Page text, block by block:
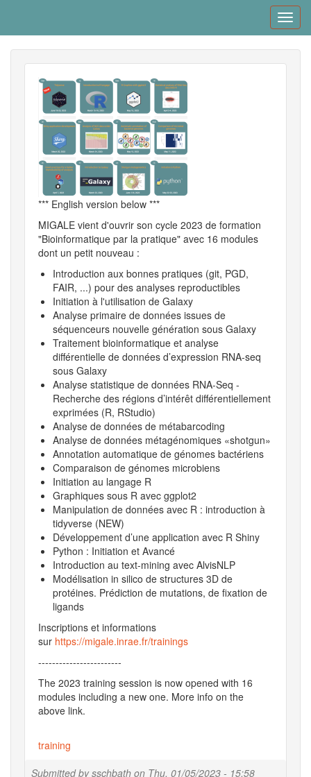
main
content
Submitted bysschbath on Thu, 01/05/2023 - 15:58
*** English version below ***
MIGALE vient d'ouvrir son cycle 2023 de formation
"Bioinformatique par la pratique" avec 16 modules
dont un petit nouveau :
Introduction aux bonnes pratiques (git, PGD,
FAIR, ...) pour des analyses reproductibles
Initiation à l'utilisation de Galaxy
Analyse primaire de données issues de
séquenceurs nouvelle génération sous Galaxy
Traitement bioinformatique et analyse
différentielle de données d’expression RNA-seq
sous Galaxy
Analyse statistique de données RNA-Seq -
Recherche des régions d’intérêt différentiellement
exprimées (R, RStudio)
Analyse de données de métabarcoding
Analyse de données métagénomiques «shotgun»
Annotation automatique de génomes bactériens
Comparaison de génomes microbiens
Initiation au langage R
Graphiques sous R avec ggplot2
Manipulation de données avec R : introduction à
tidyverse (NEW)
Développement d’une application avec R Shiny
Python : Initiation et Avancé
Introduction au text-mining avec AlvisNLP
Modélisation in silico de structures 3D de
protéines. Prédiction de mutations, de fixation de
ligands
Inscriptions et informations
sur https://migale.inrae.fr/trainings
------------------------
The 2023 training session is now opened with 16
modules including a new one. More info on the
above link.
training